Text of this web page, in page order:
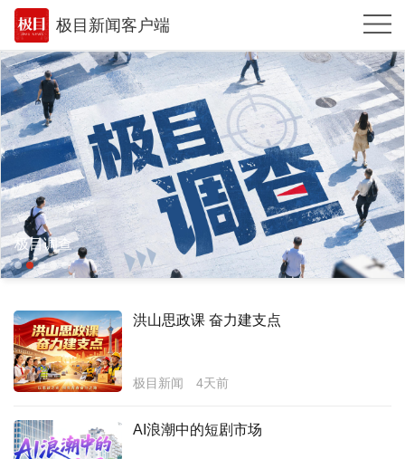
极目新闻客户端
推荐
体育
观点
时政
湖北
武汉
环球
专题
经济
极目调查
洪山思政课 奋力建支点
极目新闻 4天前
AI浪潮中的短剧市场